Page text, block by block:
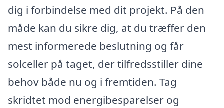
dig i forbindelse med dit projekt. På den
måde kan du sikre dig, at du træffer den
mest informerede beslutning og får
solceller på taget, der tilfredsstiller dine
behov både nu og i fremtiden. Tag
skridtet mod energibesparelser og